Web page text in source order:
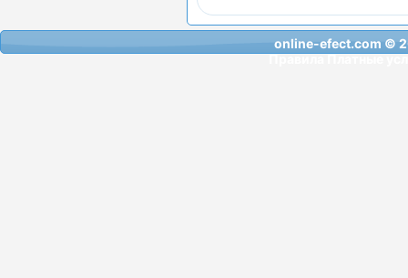
online-efect.com ©
ПравилаПлатные